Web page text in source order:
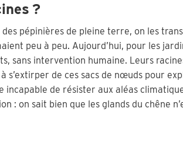
?
pépinières de pleine terre, on les
peu à peu. Aujourd’hui, pour les
sans intervention humaine. Leurs
s’extirper de ces sacs de nœuds pour
de résister aux aléas
: on sait bien que les glands du chêne